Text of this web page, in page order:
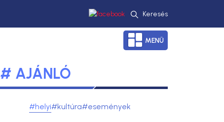
Keresés
MENÜ
# AJÁNLÓ
#helyi#kultúra#események